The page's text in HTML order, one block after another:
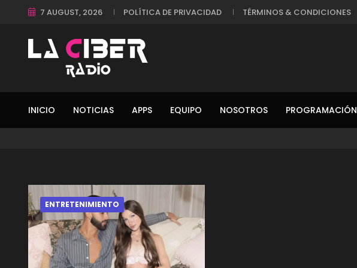
7 AUGUST, 2026 POLÍTICA DE PRIVACIDAD TÉRMINOS & CONDICIONES
INICIO NOTICIAS APPS EQUIPO NOSOTROS PROGRAMACIÓN
ENTRETENIMIENTO